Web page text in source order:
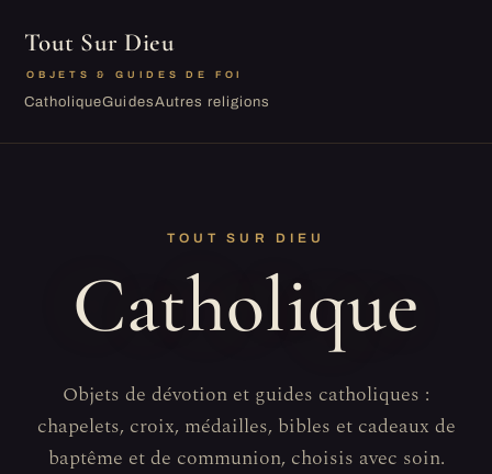
Tout Sur Dieu
OBJETS & GUIDES DE FOI
CatholiqueGuidesAutres religions
TOUT SUR DIEU
Catholique
Objets de dévotion et guides catholiques :
chapelets, croix, médailles, bibles et cadeaux de
baptême et de communion, choisis avec soin.